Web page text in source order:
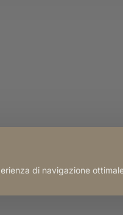
di navigazione